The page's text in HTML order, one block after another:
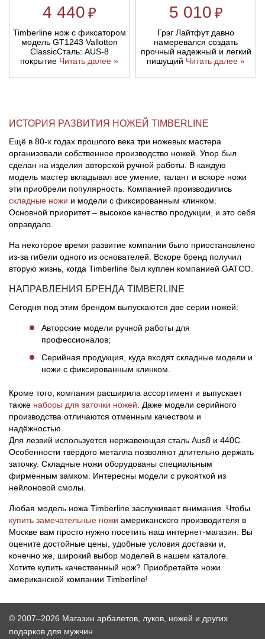
4 440 ₽
Timberline нож с фиксатором
модель GT1243 Vallotton
ClassicСталь: AUS-8
покрытие Читать далее »
5 010 ₽
Грэг Лайтфут давно
намеревался создать
прочный надежный и легкий
пишущий Читать далее »
ИСТОРИЯ РАЗВИТИЯ НОЖЕЙ TIMBERLINE
Ещё в 80-х годах прошлого века три ножевых мастера
организовали собственное производство ножей. Упор был
сделан на изделия авторской ручной работы. В каждую
модель мастер вкладывал все умение, талант и вскоре ножи
эти приобрели популярность. Компанией производились
складные ножи и модели с фиксированным клинком.
Основной приоритет – высокое качество продукции, и это себя
оправдало.
На некоторое время развитие компании было приостановлено
из-за гибели одного из основателей. Вскоре бренд получил
вторую жизнь, когда Timberline был куплен компанией GATCO.
НАПРАВЛЕНИЯ БРЕНДА TIMBERLINE
Сегодня под этим брендом выпускаются две серии ножей:
Авторские модели ручной работы для
профессионалов;
Серийная продукция, куда входят складные модели и
ножи с фиксированным клинком.
Кроме того, компания расширила ассортимент и выпускает
также наборы для заточки ножей. Даже модели серийного
производства отличаются отменным качеством и
надёжностью.
Для лезвий используется нержавеющая сталь Aus8 и 440С.
Особенности твёрдого металла позволяют длительно держать
заточку. Складные ножи оборудованы специальным
фирменным замком. Интересны модели с рукояткой из
нейлоновой смолы.
Любая модель ножа Timberline заслуживает внимания. Чтобы
купить замечательные ножи американского производителя в
Москве вам просто нужно посетить наш интернет-магазин. Вы
оцените достойные цены, удобные условия доставки и,
конечно же, широкий выбор моделей в нашем каталоге.
Хотите купить качественный нож? Приобретайте ножи
американской компании Timberline!
© 2007–2026 Магазин арбалетов, луков, ножей и других
подарков для мужчин